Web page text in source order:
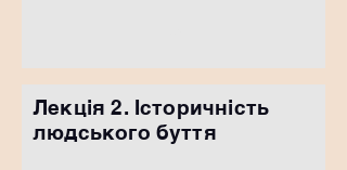
Лекція 2. Історичність
людського буття